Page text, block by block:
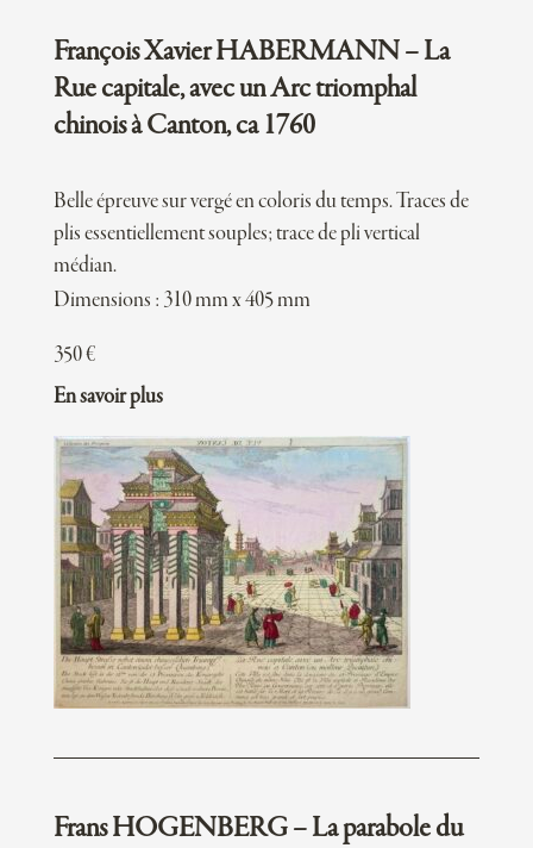
François Xavier HABERMANN – La
Rue capitale, avec un Arc triomphal
chinois à Canton, ca 1760
Belle épreuve sur vergé en coloris du temps. Traces de
plis essentiellement souples; trace de pli vertical
médian.
Dimensions : 310 mm x 405 mm
350€
En savoir plus
Frans HOGENBERG – La parabole du